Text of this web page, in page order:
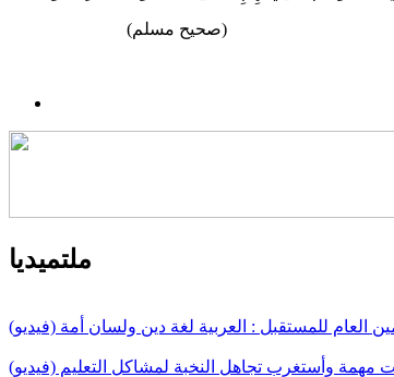
(صحيح مسلم)
ملتميديا
العام للمستقبل : العربية لغة دين ولسان أمة (فيديو)
مهمة وأستغرب تجاهل النخبة لمشاكل التعليم (فيديو)